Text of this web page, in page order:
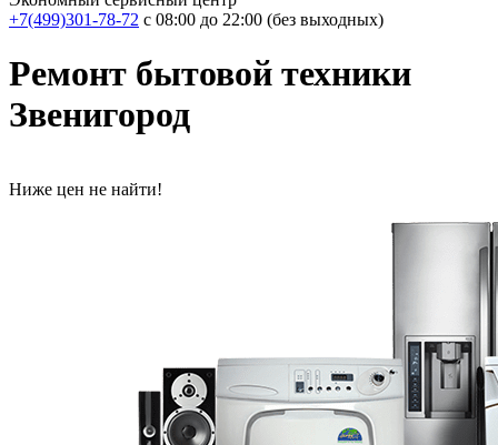
+7(499)301-78-72 с 08:00 до 22:00 (без выходных)
Ремонт бытовой техники
Звенигород
Ниже цен не найти!